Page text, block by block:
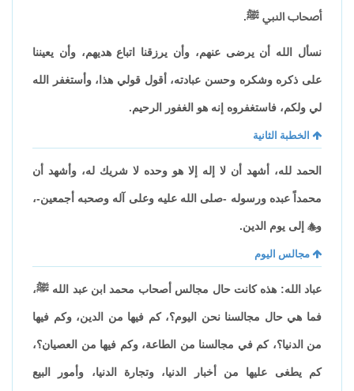
أصحاب النبي ﷺ.
نسأل الله أن يرضى عنهم، وأن يرزقنا اتباع هديهم، وأن يعيننا
على ذكره وشكره وحسن عبادته، أقول قولي هذا، وأستغفر الله
لي ولكم، فاستغفروه إنه هو الغفور الرحيم.
الخطبة الثانية
الحمد لله، أشهد أن لا إله إلا هو وحده لا شريك له، وأشهد أن
محمداً عبده ورسوله -صلى الله عليه وعلى آله وصحبه أجمعين-،
و إلى يوم الدين.
مجالس اليوم
عباد الله: هذه كانت حال مجالس أصحاب محمد ابن عبد الله ﷺ،
فما هي حال مجالسنا نحن اليوم؟، كم فيها من الدين، وكم فيها
من الدنيا؟، كم في مجالسنا من الطاعة، وكم فيها من العصيان؟،
كم يطغى عليها من أخبار الدنيا، وتجارة الدنيا، وأمور البيع